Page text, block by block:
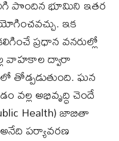
పొందిన భూమిని ఇతర
ఇక
ప్రధాన వనరుల్లో
వాహకాల ద్వారా
తోడ్పడుతుంది. ఘన
వల్ల అభివృద్ధి చెందే
Health) జాబితా
పర్యావరణ